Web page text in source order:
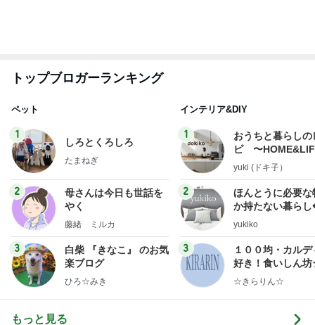
藤緒 ミルカ
3
ひろ☆みき
3
１００均・カルデ
らりん☆のブログ
☆きらりん☆
もっと見る
オフィシャルブロガーランキング
総合ランキング すべて見る
3